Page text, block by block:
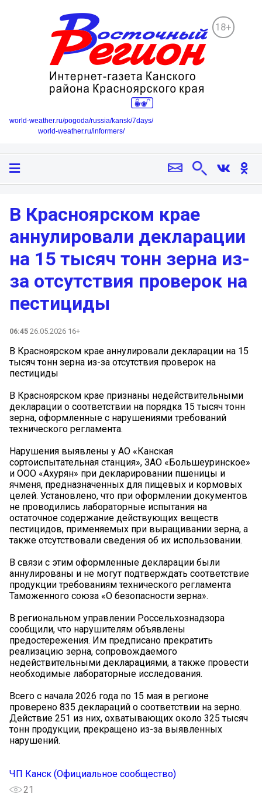
18+
world-weather.ru/pogoda/russia/kansk/7days/
world-weather.ru/informers/
В Красноярском крае
аннулировали декларации
на 15 тысяч тонн зерна из-
за отсутствия проверок на
пестициды
06:45 26.05.2026 16+
В Красноярском крае аннулировали декларации на 15
тысяч тонн зерна из-за отсутствия проверок на
пестициды
В Красноярском крае признаны недействительными
декларации о соответствии на порядка 15 тысяч тонн
зерна, оформленные с нарушениями требований
технического регламента.
Нарушения выявлены у АО «Канская
сортоиспытательная станция», ЗАО «Большеуринское»
и ООО «Ахурян» при декларировании пшеницы и
ячменя, предназначенных для пищевых и кормовых
целей. Установлено, что при оформлении документов
не проводились лабораторные испытания на
остаточное содержание действующих веществ
пестицидов, применяемых при выращивании зерна, а
также отсутствовали сведения об их использовании.
В связи с этим оформленные декларации были
аннулированы и не могут подтверждать соответствие
продукции требованиям технического регламента
Таможенного союза «О безопасности зерна».
В региональном управлении Россельхознадзора
сообщили, что нарушителям объявлены
предостережения. Им предписано прекратить
реализацию зерна, сопровождаемого
недействительными декларациями, а также провести
необходимые лабораторные исследования.
Всего с начала 2026 года по 15 мая в регионе
проверено 835 деклараций о соответствии на зерно.
Действие 251 из них, охватывающих около 325 тысяч
тонн продукции, прекращено из-за выявленных
нарушений.
ЧП Канск (Официальное сообщество)
21